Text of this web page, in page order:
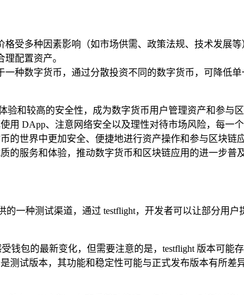
格受多种因素影响（如市场供需、政策法规、技术发展
配置资产。
一种数字货币，通过分散投资不同的数字货币，可降低
验和较高的安全性，成为数字货币用户管理资产和参
用 DApp、注意网络安全以及理性对待市场风险，每一
的世界中更加安全、便捷地进行资产操作和参与区块
的服务和体验，推动数字货币和区块链应用的进一步普
的一种测试渠道，通过 testflight，开发者可以让部分用
钱包的最新变化，但需要注意的是，testflight 版本可
测试版本，其功能和稳定性可能与正式发布版本有所差